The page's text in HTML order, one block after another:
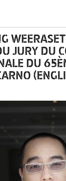
JURY DU
DU